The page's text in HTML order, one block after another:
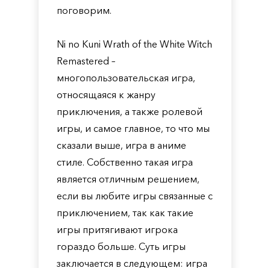
поговорим.
Ni no Kuni Wrath of the White Witch
Remastered –
многопользовательская игра,
относящаяся к жанру
приключения, а также ролевой
игры, и самое главное, то что мы
сказали выше, игра в аниме
стиле. Собственно такая игра
является отличным решением,
если вы любите игры связанные с
приключением, так как такие
игры притягивают игрока
гораздо больше. Суть игры
заключается в следующем: игра